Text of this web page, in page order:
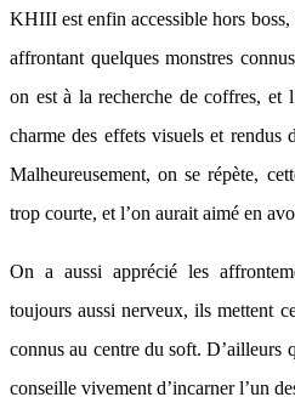
KHIII est enfin accessible hors boss,
affrontant quelques monstres
on est à la recherche de coffres, et
charme des effets visuels et rendus
Malheureusement, on se répète,
trop courte, et l’on aurait aimé en
On a aussi apprécié les
toujours aussi nerveux, ils mettent
connus au centre du soft. D’ailleurs
conseille vivement d’incarner l’un